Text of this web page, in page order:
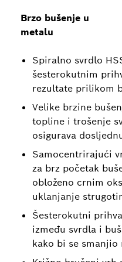
Brzo bušenje u
metalu
Spiralno svrdlo
šesterokutnim
rezultate prilikom
Velike brzine
topline i trošenje
osigurava
Samocentrirajući
za brz početak
obloženo crnim
uklanjanje
Šesterokutni
između svrdla i
kako bi se